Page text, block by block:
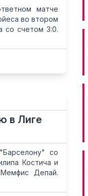
матче
во втором
со счетом 3:0.
в Лиге
со
Костича и
Депай.